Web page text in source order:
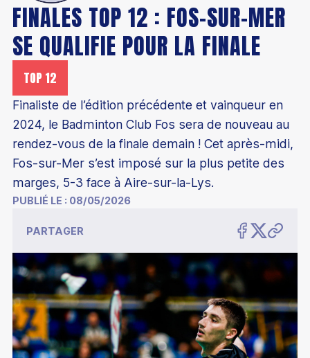
CARRIÈRES
Découvrir le badminton
Découvrir le para-badminton
Comment jouer au badminton
Trouver un stage
Classements
Compétitions
Comment devenir champion
Parcours de performance fédérale
Les structures d'entraînement permanentes
Les collectifs France
Collectif France Séniors
Collectif France Para-badminton
Collectif France Sourds et malentendants
Junior Academy
Mémoires étudiants
Éco-responsabilité
Être encadrant
Formations bénévoles
Formations professionnelles
Formations continues
Présentation
Chiffres clés
FINALES TOP 12 : FOS-SUR-MER
SE QUALIFIE POUR LA FINALE
TOP 12
Finaliste de l’édition précédente et vainqueur en
2024, le Badminton Club Fos sera de nouveau au
rendez-vous de la finale demain ! Cet après-midi,
Fos-sur-Mer s’est imposé sur la plus petite des
marges, 5-3 face à Aire-sur-la-Lys.
PUBLIÉ LE : 08/05/2026
PARTAGER